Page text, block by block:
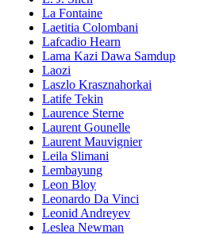
La Fontaine
Laetitia Colombani
Lafcadio Hearn
Lama Kazi Dawa Samdup
Laozi
Laszlo Krasznahorkai
Latife Tekin
Laurence Sterne
Laurent Gounelle
Laurent Mauvignier
Leila Slimani
Lembayung
Leon Bloy
Leonardo Da Vinci
Leonid Andreyev
Leslea Newman